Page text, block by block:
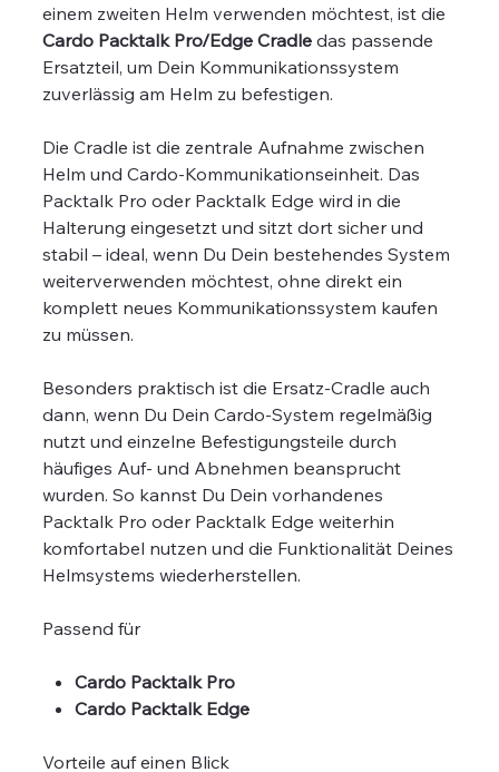
einem zweiten Helm verwenden möchtest, ist die
Cardo Packtalk Pro/Edge Cradle das passende
Ersatzteil, um Dein Kommunikationssystem
zuverlässig am Helm zu befestigen.
Die Cradle ist die zentrale Aufnahme zwischen
Helm und Cardo-Kommunikationseinheit. Das
Packtalk Pro oder Packtalk Edge wird in die
Halterung eingesetzt und sitzt dort sicher und
stabil – ideal, wenn Du Dein bestehendes System
weiterverwenden möchtest, ohne direkt ein
komplett neues Kommunikationssystem kaufen
zu müssen.
Besonders praktisch ist die Ersatz-Cradle auch
dann, wenn Du Dein Cardo-System regelmäßig
nutzt und einzelne Befestigungsteile durch
häufiges Auf- und Abnehmen beansprucht
wurden. So kannst Du Dein vorhandenes
Packtalk Pro oder Packtalk Edge weiterhin
komfortabel nutzen und die Funktionalität Deines
Helmsystems wiederherstellen.
Passend für
Cardo Packtalk Pro
Cardo Packtalk Edge
Vorteile auf einen Blick